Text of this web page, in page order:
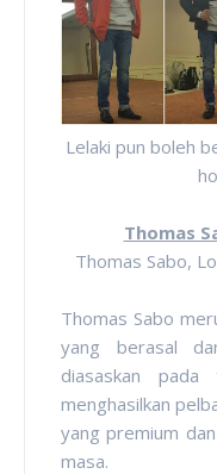
Lelaki pun boleh
Thomas
Thomas Sabo,
Thomas Sabo
yang berasal
diasaskan
menghasilkan
yang premium
masa.